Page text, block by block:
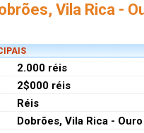
Vila Rica -
2.000 réis
2$000 réis
Réis
Dobrões, Vila Rica - Ouro